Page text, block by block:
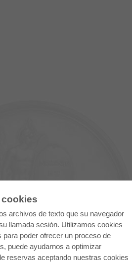
archivos de texto que su navegador
llamada sesión. Utilizamos cookies
poder ofrecer un proceso de
puede ayudarnos a optimizar
reservas aceptando nuestras cookies